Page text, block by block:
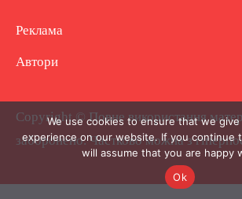
Реклама
Автори
Copyright © Повне використання
заборонено. Частково можна з
We use cookies to ensure that we
experience on our website. If you continue
will assume that you are happy
Ok